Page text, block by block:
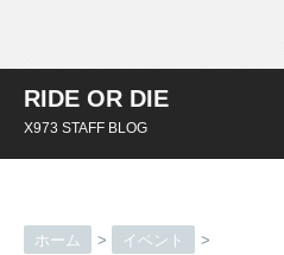
RIDE OR DIE
X973 STAFF BLOG
ホーム > イベント >